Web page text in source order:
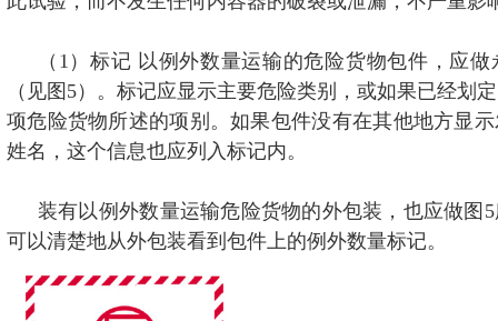
（1）标记 以例外数量运输的危险货物包件，应
（见图5）。标记应显示主要危险类别，或如果已经划
项危险货物所述的项别。如果包件没有在其他地方显
姓名，这个信息也应列入标记内。
装有以例外数量运输危险货物的外包装，也应做图
可以清楚地从外包装看到包件上的例外数量标记。